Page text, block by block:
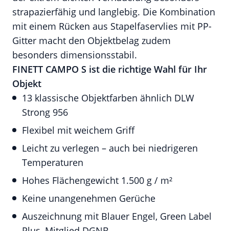
strapazierfähig und langlebig. Die Kombination
mit einem Rücken aus Stapelfaservlies mit PP-
Gitter macht den Objektbelag zudem
besonders dimensionsstabil.
FINETT CAMPO S ist die richtige Wahl für Ihr
Objekt
13 klassische Objektfarben ähnlich DLW
Strong 956
Flexibel mit weichem Griff
Leicht zu verlegen – auch bei niedrigeren
Temperaturen
Hohes Flächengewicht 1.500 g / m²
Keine unangenehmen Gerüche
Auszeichnung mit Blauer Engel, Green Label